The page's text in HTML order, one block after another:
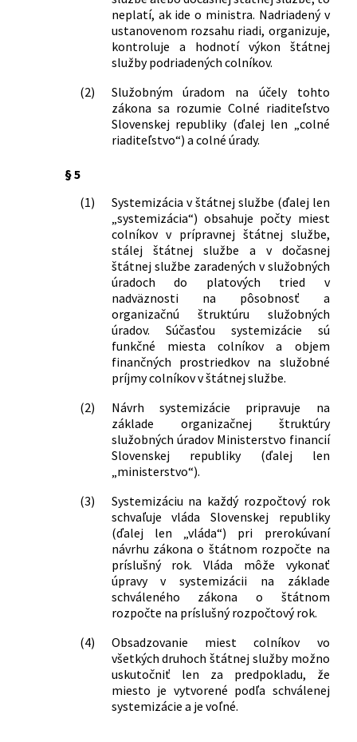
Ministerstva financií Slovenskej
republiky z 13. augusta 1998 č.
15648/1998-64, ktorým sa vykonávajú
niektoré ustanovenia zákona č.
200/1998 Z. z. o štátnej službe colníkov
a o zmene a doplnení niektorých
ďalších zákonov v znení neskorších
predpisov
niektorých zákonov
652/2004 Z. z.
Zákon o orgánoch štátnej správy v
colníctve a o zmene a doplnení
niektorých zákonov
č. 328/2002 Z. z. o sociálnom
zabezpečení policajtov a vojakov a o
zmene a doplnení niektorých zákonov
v znení neskorších predpisov a o zmene
č. 200/1998 Z. z. o štátnej službe
colníkov a o zmene a doplnení
niektorých ďalších zákonov v znení
neskorších predpisov
623/2005 Z. z.
Zákon, ktorým sa mení a dopĺňa zákon
č. 73/1998 Z. z. o štátnej službe
príslušníkov Policajného zboru,
Slovenskej informačnej služby, Zboru
väzenskej a justičnej stráže Slovenskej
republiky a Železničnej polície v znení
neskorších predpisov a zákon č.
a o zmene a doplnení niektorých
ďalších zákonov v znení neskorších
predpisov
Zákon o registri trestov a o zmene a
537/2007 Z. z.
Zákon, ktorým sa mení a dopĺňa zákon
č. 199/2004 Z. z. Colný zákon a o zmene
a doplnení niektorých zákonov v znení
neskorších predpisov a o zmene a
doplnení niektorých zákonov
166/2008 Z. z.
Zákon, ktorým sa mení a dopĺňa zákon
č. 200/1998 Z. z. o štátnej službe
niektorých ďalších zákonov v znení
neskorších predpisov a o zmene a
doplnení niektorých zákonov
465/2008 Z. z.
Zákon, ktorým sa menia a dopĺňajú
zákony v pôsobnosti Ministerstva
neplatí, ak ide o ministra. Nadriadený v
ustanovenom rozsahu riadi, organizuje,
kontroluje a hodnotí výkon štátnej
služby podriadených colníkov.
(2)
Služobným úradom na účely tohto
zákona sa rozumie Colné riaditeľstvo
Slovenskej republiky (ďalej len „colné
riaditeľstvo“) a colné úrady.
§ 5
(1)
Systemizácia v štátnej službe (ďalej len
„systemizácia“) obsahuje počty miest
colníkov v prípravnej štátnej službe,
stálej štátnej službe a v dočasnej
štátnej službe zaradených v služobných
úradoch do platových tried v
nadväznosti na pôsobnosť a
organizačnú štruktúru služobných
úradov. Súčasťou systemizácie sú
funkčné miesta colníkov a objem
finančných prostriedkov na služobné
príjmy colníkov v štátnej službe.
(2)
Návrh systemizácie pripravuje na
základe organizačnej štruktúry
služobných úradov Ministerstvo financií
Slovenskej republiky (ďalej len
„ministerstvo“).
(3)
Systemizáciu na každý rozpočtový rok
schvaľuje vláda Slovenskej republiky
(ďalej len „vláda“) pri prerokúvaní
návrhu zákona o štátnom rozpočte na
príslušný rok. Vláda môže vykonať
úpravy v systemizácii na základe
schváleného zákona o štátnom
rozpočte na príslušný rozpočtový rok.
(4)
Obsadzovanie miest colníkov vo
všetkých druhoch štátnej služby možno
uskutočniť len za predpokladu, že
miesto je vytvorené podľa schválenej
systemizácie a je voľné.